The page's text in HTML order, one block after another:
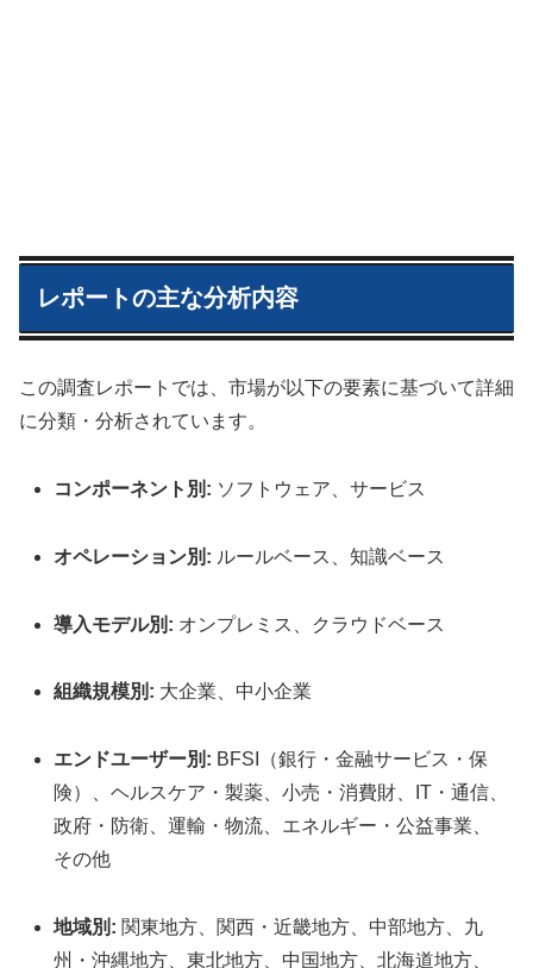
レポートの主な分析内容
この調査レポートでは、市場が以下の要素に基づいて詳細
に分類・分析されています。
コンポーネント別: ソフトウェア、サービス
オペレーション別: ルールベース、知識ベース
導入モデル別: オンプレミス、クラウドベース
組織規模別: 大企業、中小企業
エンドユーザー別: BFSI（銀行・金融サービス・保
険）、ヘルスケア・製薬、小売・消費財、IT・通信、
政府・防衛、運輸・物流、エネルギー・公益事業、
その他
地域別: 関東地方、関西・近畿地方、中部地方、九
州・沖縄地方、東北地方、中国地方、北海道地方、